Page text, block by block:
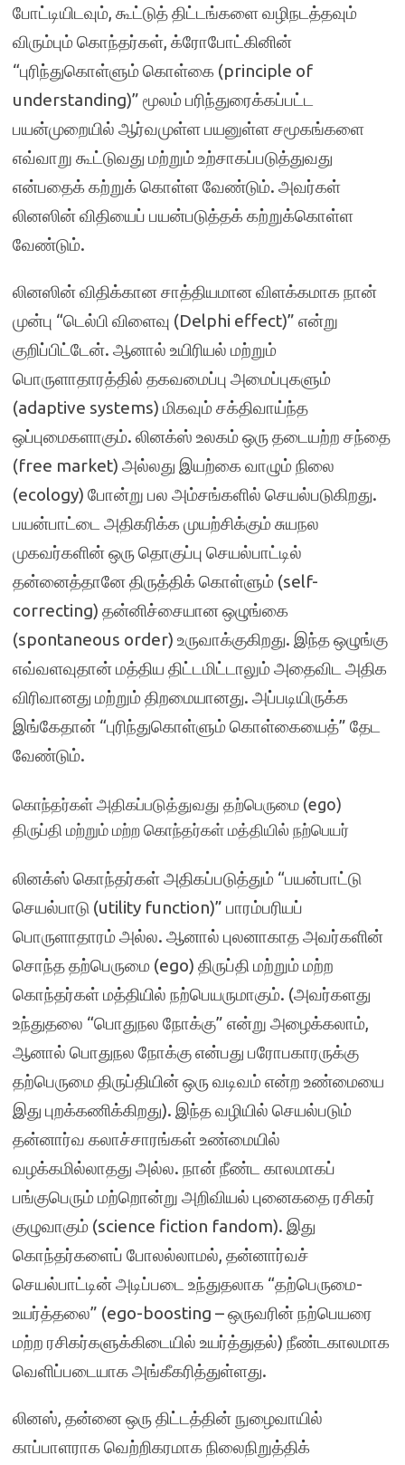
போட்டியிடவும், கூட்டுத் திட்டங்களை வழிநடத்தவும்
விரும்பும் கொந்தர்கள், க்ரோபோட்கினின்
“புரிந்துகொள்ளும் கொள்கை (principle of
understanding)” மூலம் பரிந்துரைக்கப்பட்ட
பயன்முறையில் ஆர்வமுள்ள பயனுள்ள சமூகங்களை
எவ்வாறு கூட்டுவது மற்றும் உற்சாகப்படுத்துவது
என்பதைக் கற்றுக் கொள்ள வேண்டும். அவர்கள்
லினஸின் விதியைப் பயன்படுத்தக் கற்றுக்கொள்ள
வேண்டும்.
லினஸின் விதிக்கான சாத்தியமான விளக்கமாக நான்
முன்பு “டெல்பி விளைவு (Delphi effect)” என்று
குறிப்பிட்டேன். ஆனால் உயிரியல் மற்றும்
பொருளாதாரத்தில் தகவமைப்பு அமைப்புகளும்
(adaptive systems) மிகவும் சக்திவாய்ந்த
ஒப்புமைகளாகும். லினக்ஸ் உலகம் ஒரு தடையற்ற சந்தை
(free market) அல்லது இயற்கை வாழும் நிலை
(ecology) போன்று பல அம்சங்களில் செயல்படுகிறது.
பயன்பாட்டை அதிகரிக்க முயற்சிக்கும் சுயநல
முகவர்களின் ஒரு தொகுப்பு செயல்பாட்டில்
தன்னைத்தானே திருத்திக் கொள்ளும் (self-
correcting) தன்னிச்சையான ஒழுங்கை
(spontaneous order) உருவாக்குகிறது. இந்த ஒழுங்கு
எவ்வளவுதான் மத்திய திட்டமிட்டாலும் அதைவிட அதிக
விரிவானது மற்றும் திறமையானது. அப்படியிருக்க
இங்கேதான் “புரிந்துகொள்ளும் கொள்கையைத்” தேட
வேண்டும்.
கொந்தர்கள் அதிகப்படுத்துவது தற்பெருமை (ego)
திருப்தி மற்றும் மற்ற கொந்தர்கள் மத்தியில் நற்பெயர்
லினக்ஸ் கொந்தர்கள் அதிகப்படுத்தும் “பயன்பாட்டு
செயல்பாடு (utility function)” பாரம்பரியப்
பொருளாதாரம் அல்ல. ஆனால் புலனாகாத அவர்களின்
சொந்த தற்பெருமை (ego) திருப்தி மற்றும் மற்ற
கொந்தர்கள் மத்தியில் நற்பெயருமாகும். (அவர்களது
உந்துதலை “பொதுநல நோக்கு” என்று அழைக்கலாம்,
ஆனால் பொதுநல நோக்கு என்பது பரோபகாரருக்கு
தற்பெருமை திருப்தியின் ஒரு வடிவம் என்ற உண்மையை
இது புறக்கணிக்கிறது). இந்த வழியில் செயல்படும்
தன்னார்வ கலாச்சாரங்கள் உண்மையில்
வழக்கமில்லாதது அல்ல. நான் நீண்ட காலமாகப்
பங்குபெரும் மற்றொன்று அறிவியல் புனைகதை ரசிகர்
குழுவாகும் (science fiction fandom). இது
கொந்தர்களைப் போலல்லாமல், தன்னார்வச்
செயல்பாட்டின் அடிப்படை உந்துதலாக “தற்பெருமை-
உயர்த்தலை” (ego-boosting – ஒருவரின் நற்பெயரை
மற்ற ரசிகர்களுக்கிடையில் உயர்த்துதல்) நீண்டகாலமாக
வெளிப்படையாக அங்கீகரித்துள்ளது.
லினஸ், தன்னை ஒரு திட்டத்தின் நுழைவாயில்
காப்பாளராக வெற்றிகரமாக நிலைநிறுத்திக்